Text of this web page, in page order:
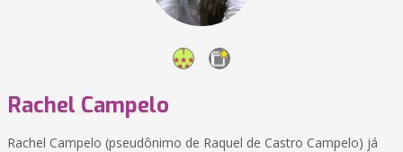
Rachel Campelo
Rachel Campelo (pseudônimo de Raquel de Castro Campelo) já